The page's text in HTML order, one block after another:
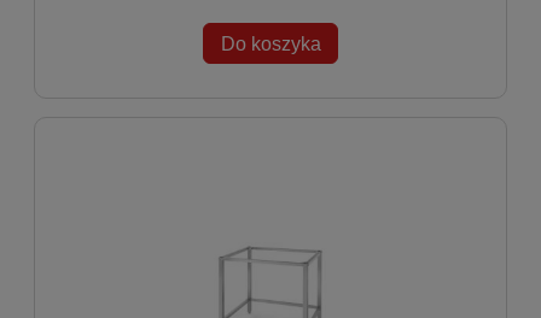
Do koszyka